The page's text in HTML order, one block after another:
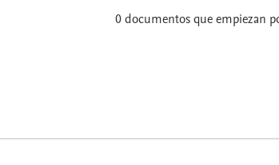
0documentos que empiezan